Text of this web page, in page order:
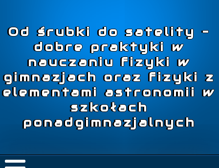
Od śrubki do satelity –
dobre praktyki w
nauczaniu fizyki w
gimnazjach oraz fizyki z
elementami astronomii w
szkołach
ponadgimnazjalnych